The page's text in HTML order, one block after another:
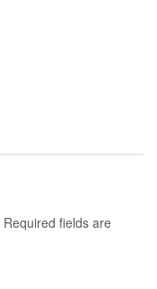
Required fields are